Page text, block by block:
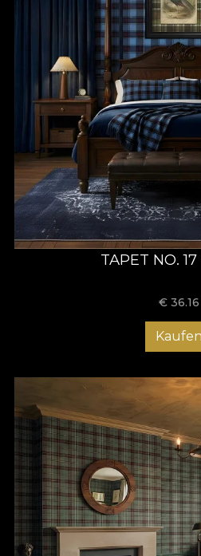
TAPET NO.
€ 36.16
Kaufen